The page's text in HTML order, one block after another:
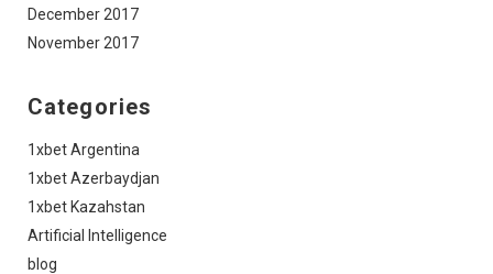
December 2017
November 2017
Categories
1xbet Argentina
1xbet Azerbaydjan
1xbet Kazahstan
Artificial Intelligence
blog